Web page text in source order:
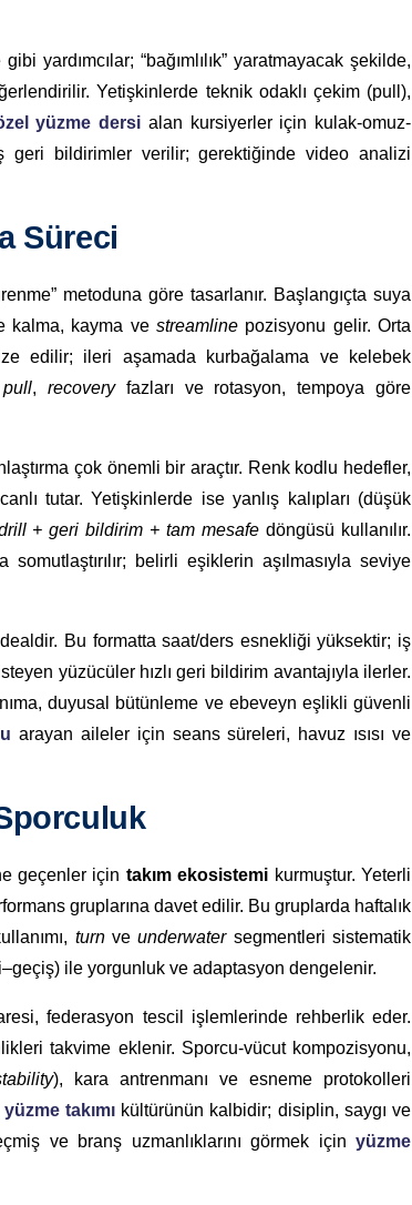
yardımcılar; “bağımlılık” yaratmayacak şekilde,
Yetişkinlerde teknik odaklı çekim (pull),
yüzme dersi alan kursiyerler için kulak-omuz-
geri bildirimler verilir; gerektiğinde video analizi
Süreci
metoduna göre tasarlanır. Başlangıçta suya
kalma, kayma ve streamlinepozisyonu gelir. Orta
edilir; ileri aşamada kurbağalama ve kelebek
pull, recoveryfazları ve rotasyon, tempoya göre
çok önemli bir araçtır. Renk kodlu hedefler,
tutar. Yetişkinlerde ise yanlış kalıpları (düşük
+ geri bildirim + tam mesafe döngüsü kullanılır.
belirli eşiklerin aşılmasıyla seviye
Bu formatta saat/ders esnekliği yüksektir; iş
yüzücüler hızlı geri bildirim avantajıyla ilerler.
duyusal bütünleme ve ebeveyn eşlikli güvenli
arayan aileler için seans süreleri, havuz ısısı ve
geçenler için takım ekosistemi kurmuştur. Yeterli
gruplarına davet edilir. Bu gruplarda haftalık
turnveunderwatersegmentleri sistematik
ile yorgunluk ve adaptasyon dengelenir.
federasyon tescil işlemlerinde rehberlik eder.
takvime eklenir. Sporcu-vücut kompozisyonu,
), kara antrenmanı ve esneme protokolleri
yüzme takımıkültürünün kalbidir; disiplin, saygı ve
ve branş uzmanlıklarını görmek için yüzme